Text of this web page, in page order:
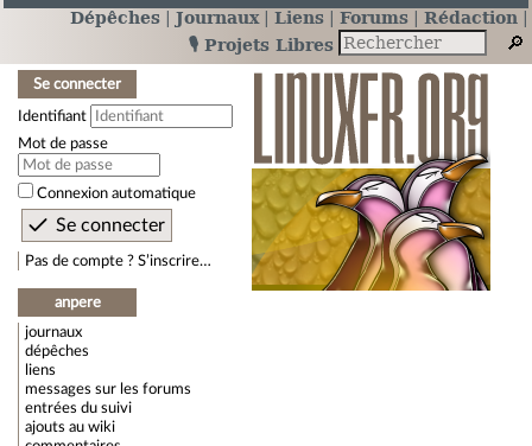
Dépêches Journaux Liens Forums
Rédaction
🎙️ Projets Libres
Se connecter
Identifiant
Mot de passe
Connexion automatique
Pas de compte ? S’inscrire…
anpere
journaux
dépêches
liens
messages sur les forums
entrées du suivi
ajouts au wiki